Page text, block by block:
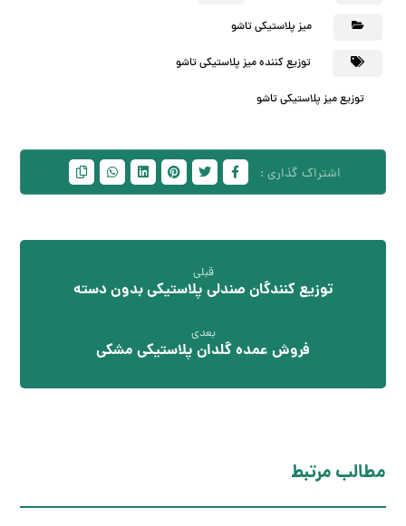
میز پلاستیکی تاشو
توزیع کننده میز پلاستیکی تاشو
توزیع میز پلاستیکی تاشو
قبلی
توزیع کنندگان صندلی پلاستیکی بدون دسته
بعدی
فروش عمده گلدان پلاستیکی مشکی
مطالب مرتبط